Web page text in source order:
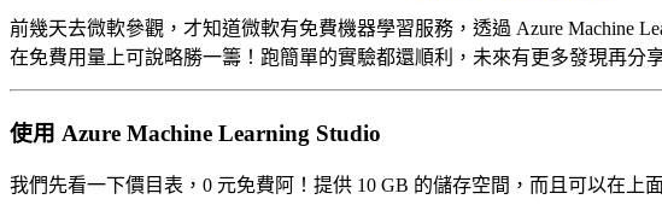
前幾天去微軟參觀，才知道微軟有免費機器學習服務，透過 Azure Machine
在免費用量上可說略勝一籌！跑簡單的實驗都還順利，未來有更多發現再分
使用 Azure Machine Learning Studio
我們先看一下價目表，0 元免費阿！提供 10 GB 的儲存空間，而且可以在上